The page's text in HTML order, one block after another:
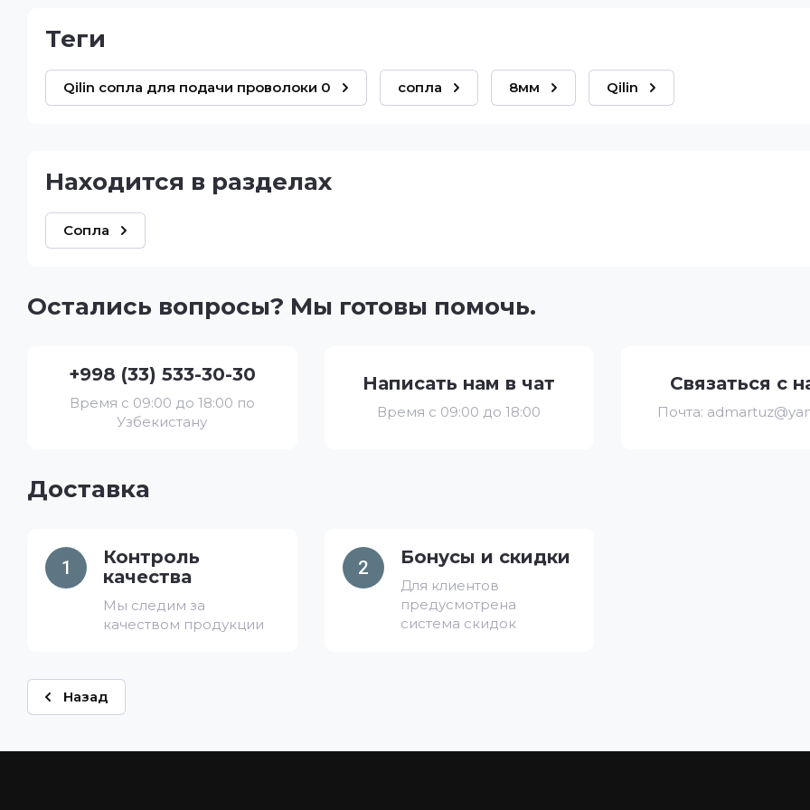
теги
Qilin сопла для подачи проволоки 0 сопла 8мм Qilin
Находится в разделах
Сопла
Доставка
1
Контроль
качества
Мы следим за
качеством продукции
2 Бонусы и скидки
Для клиентов
предусмотрена
система скидок
Остались вопросы? Мы готовы помочь.
+998 (33) 533-30-30
Время с 09:00 до 18:00 по
Узбекистану
Написать нам в чат
Время с 09:00 до 18:00
Связаться с
Почта:
Назад